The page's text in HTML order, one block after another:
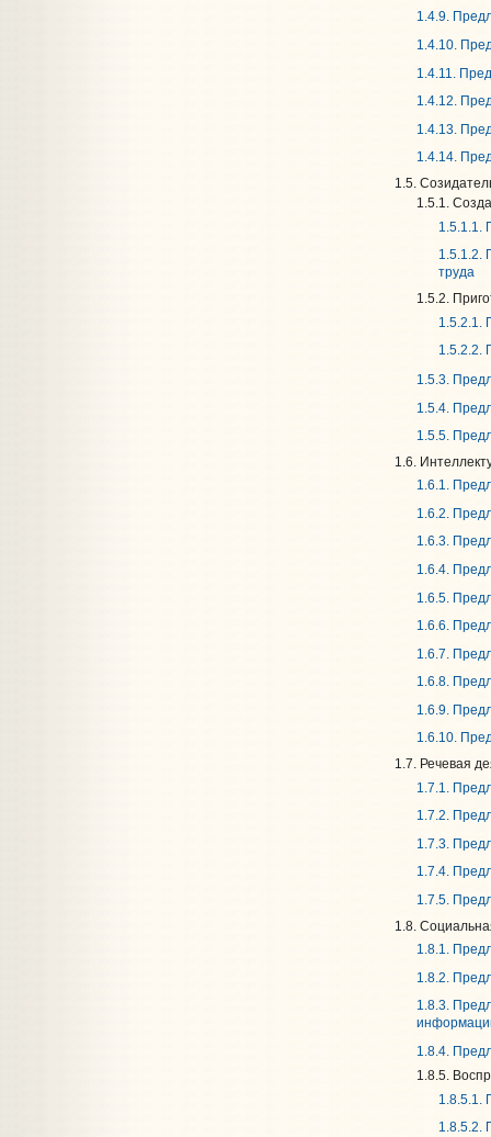
1.4.9.
1.4.10.
1.4.11.
1.4.12.
1.4.13.
1.4.14.
1.5.
1.5.1.
1.5.1.1.
1.5.1.2.
труда
1.5.2.
1.5.2.1.
1.5.2.2.
1.5.3.
1.5.4.
1.5.5.
1.6.
1.6.1.
1.6.2.
1.6.3.
1.6.4.
1.6.5.
1.6.6.
1.6.7.
1.6.8.
1.6.9.
1.6.10.
1.7. Речевая
1.7.1.
1.7.2.
1.7.3.
1.7.4.
1.7.5.
1.8.
1.8.1.
1.8.2.
1.8.3.
1.8.4.
1.8.5.
1.8.5.1.
1.8.5.2.